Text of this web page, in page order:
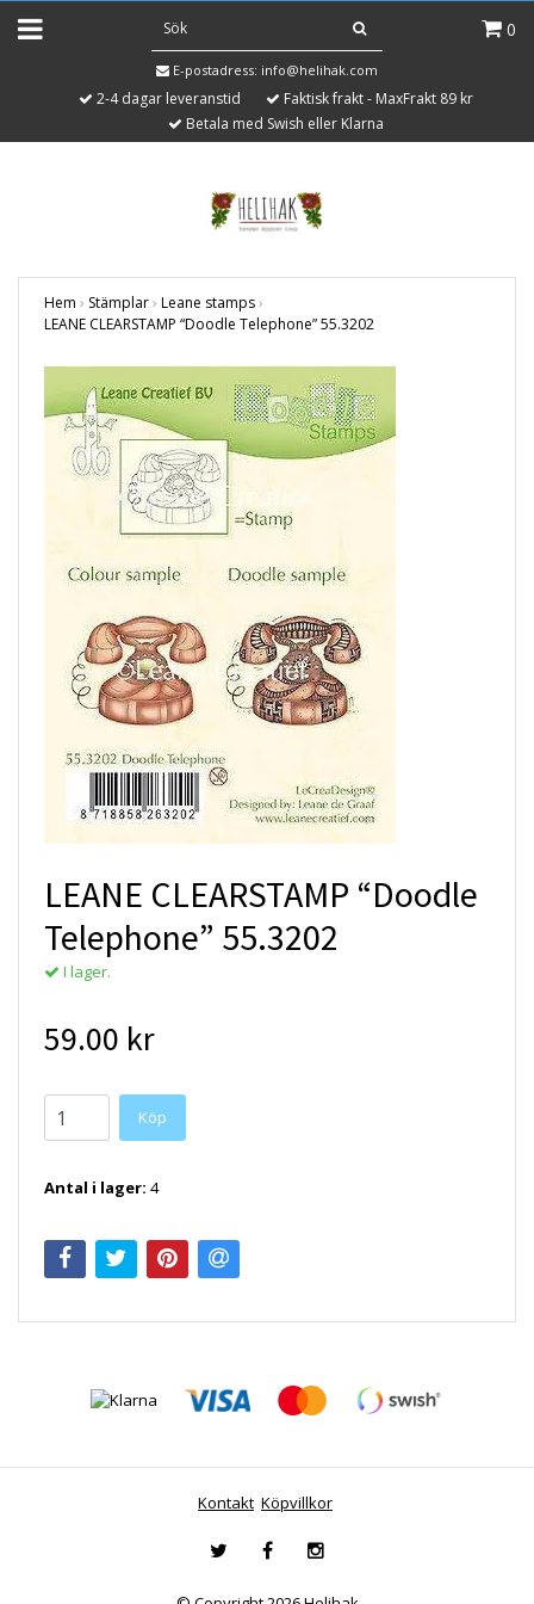
0
E-postadress: info@helihak.com
2-4 dagar leveranstid
Faktisk frakt - MaxFrakt 89 kr
Betala med Swish eller Klarna
Hem › Stämplar› Leane stamps›
LEANE CLEARSTAMP “Doodle Telephone” 55.3202
LEANE CLEARSTAMP “Doodle
Telephone” 55.3202
I lager.
59.00 kr
Antal i lager: 4
Kontakt Köpvillkor